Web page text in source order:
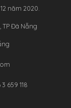
năm 2020.
TP Đà Nẵng
659 118